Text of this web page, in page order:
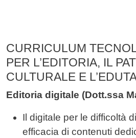
CURRICULUM
PER L’EDITORIA, IL
CULTURALE E
Editoria digitale (Dott.ssa
Il digitale per le difficoltà
efficacia di contenuti